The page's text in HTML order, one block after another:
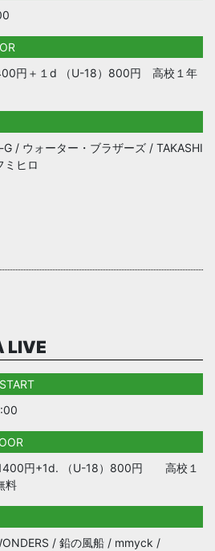
円＋１d （U-18）800円 高校１年
/ ウォーター・ブラザーズ / TAKASHI
ミヒロ
LIVE
1400円+1d. （U-18）800円 高校１
料
/ 鉛の風船 / mmyck /